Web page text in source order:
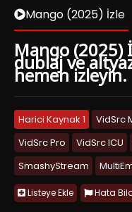
Mango (2025) İzle
Mango (2025)
dublaj ve
hemen izleyin.
Harici Kaynak 1 VidSrc
VidSrc Pro
VidSrc ICU
SmashyStream
Listeye Ekle Hata